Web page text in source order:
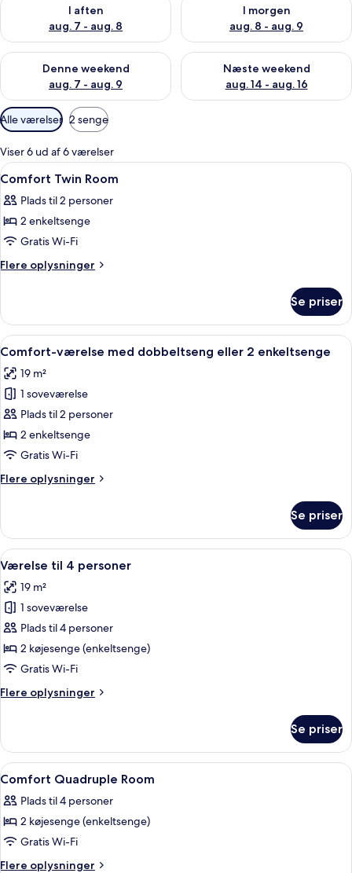
I aften
aug. 7 - aug. 8
I morgen
aug. 8 - aug. 9
Denne weekend
aug. 7 - aug. 9
Tjek tilgængelighed for denne weekend aug. 7 - aug. 9
Næste weekend
aug. 14 - aug. 16
Tjek tilgængelighed for næste
Tilgængelige
filtre
for
værelser
Alle værelser 2 senge
Viser 6 ud af 6 værelser
Indlæs
alle
billeder
af
Comfort
Twin
Allergivenligt sengetøj, skrivebord,
4
Comfort Twin Room
Plads til 2 personer
2 enkeltsenge
Gratis Wi-Fi
Flere oplysninger
Flere
Twin
Room
Se priser
Indlæs
alle
billeder
af
Comfort-
værelse
med
eller
Et moderne hotelværelse med en
6
Comfort-værelse med dobbeltseng eller 2 enkeltsenge
19 m²
1 soveværelse
Plads til 2 personer
2 enkeltsenge
Gratis Wi-Fi
Flere oplysninger
Flere
værelse
med
dobbeltseng
2
enkeltsenge
Se priser
Indlæs
alle
billeder
af
Værelse
til
4
Et soveværelse med køjeseng,
8
Værelse til 4 personer
19 m²
1 soveværelse
Plads til 4 personer
2 køjesenge (enkeltsenge)
Gratis Wi-Fi
Flere oplysninger
Flere
til
4
personer
Se priser
Indlæs
alle
billeder
af
Comfort
Quadruple
Allergivenligt sengetøj, skrivebord,
11
Comfort Quadruple Room
Plads til 4 personer
2 køjesenge (enkeltsenge)
Gratis Wi-Fi
Flere oplysninger
Flere